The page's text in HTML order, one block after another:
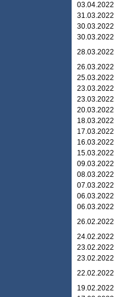
03.04.2022
31.03.2022
30.03.2022
30.03.2022
28.03.2022
26.03.2022
25.03.2022
23.03.2022
23.03.2022
20.03.2022
18.03.2022
17.03.2022
16.03.2022
15.03.2022
09.03.2022
08.03.2022
07.03.2022
06.03.2022
06.03.2022
26.02.2022
24.02.2022
23.02.2022
23.02.2022
22.02.2022
19.02.2022